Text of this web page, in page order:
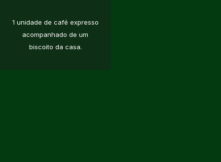
1 unidade de café expresso
acompanhado de um
biscoito da casa.